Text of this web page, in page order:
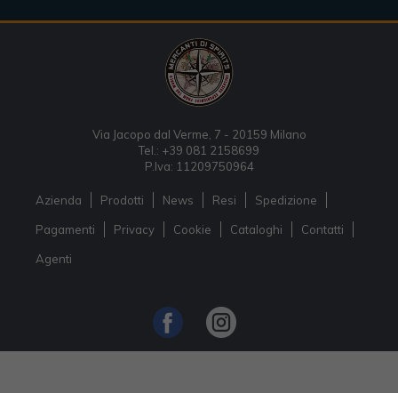
Via Jacopo dal Verme, 7 - 20159 Milano
Tel.: +39 081 2158699
P.Iva: 11209750964
Azienda Prodotti News Resi Spedizione
Pagamenti Privacy Cookie Cataloghi Contatti
Agenti